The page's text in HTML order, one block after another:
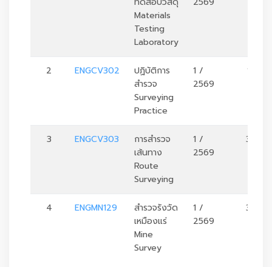
Materials
Testing
Laboratory
2 ENGCV302
ปฏิบัติการ
สำรวจ
Surveying
Practice
1 /
2569
1
3 ENGCV303
การสำรวจ
เส้นทาง
Route
Surveying
1 /
2569
3
4 ENGMN129
สำรวจรังวัด
เหมืองแร่
Mine
Survey
1 /
2569
3